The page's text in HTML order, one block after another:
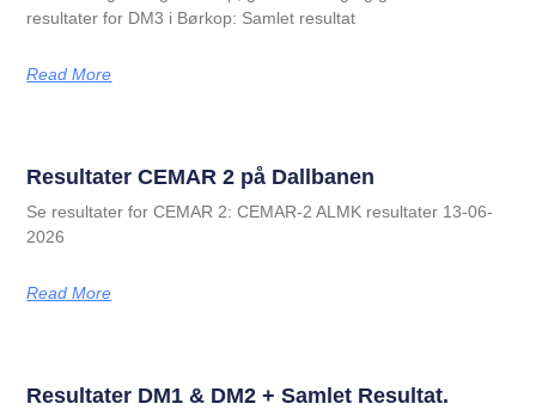
resultater for DM3 i Børkop: Samlet resultat
Read More
Resultater CEMAR 2 på Dallbanen
Se resultater for CEMAR 2: CEMAR-2 ALMK resultater 13-06-
2026
Read More
Resultater DM1 & DM2 + Samlet Resultat.